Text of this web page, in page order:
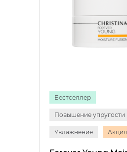
Бестселлер
Повышение упругости
Увлажнение Акция